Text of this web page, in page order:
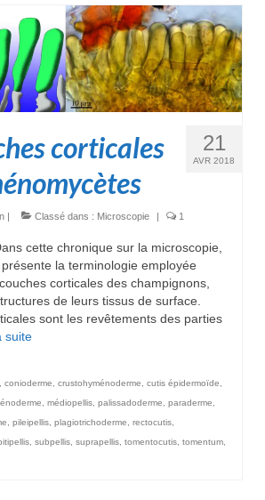
21
AVR 2018
corticales
| Classé dans : Microscopie | 1
cette chronique sur la microscopie,
la terminologie employée
corticales des champignons,
de leurs tissus de surface.
sont les revêtements des parties
suite­­
conioderme crustohyménoderme cutis épidermoïde
médiopellis palissadoderme paraderme
pileipellis plagiotrichoderme rectocutis
subpellis suprapellis tomentocutis tomentum